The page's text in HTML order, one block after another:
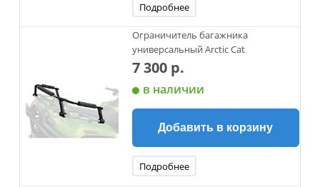
Подробнее
Ограничитель багажника
универсальный Arctic Cat
7 300 р.
в наличии
Добавить в корзину
Подробнее